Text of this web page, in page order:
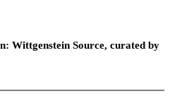
Wittgenstein Source, curated by